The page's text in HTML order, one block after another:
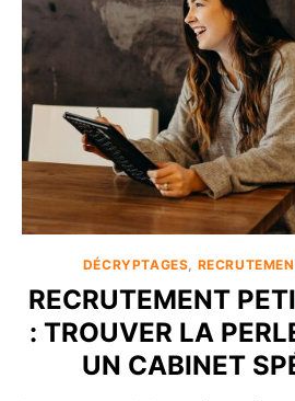
DÉCRYPTAGES,
RECRUTEMENT
: TROUVER LA
UN CABINET